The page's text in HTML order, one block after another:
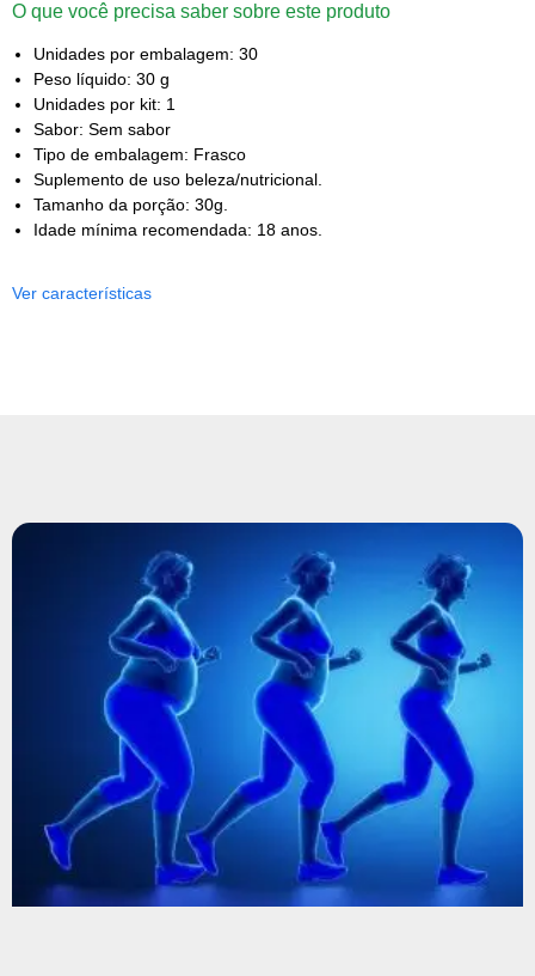
O que você precisa saber sobre este produto
Unidades por embalagem: 30
Peso líquido: 30 g
Unidades por kit: 1
Sabor: Sem sabor
Tipo de embalagem: Frasco
Suplemento de uso beleza/nutricional.
Tamanho da porção: 30g.
Idade mínima recomendada: 18 anos.
Ver características